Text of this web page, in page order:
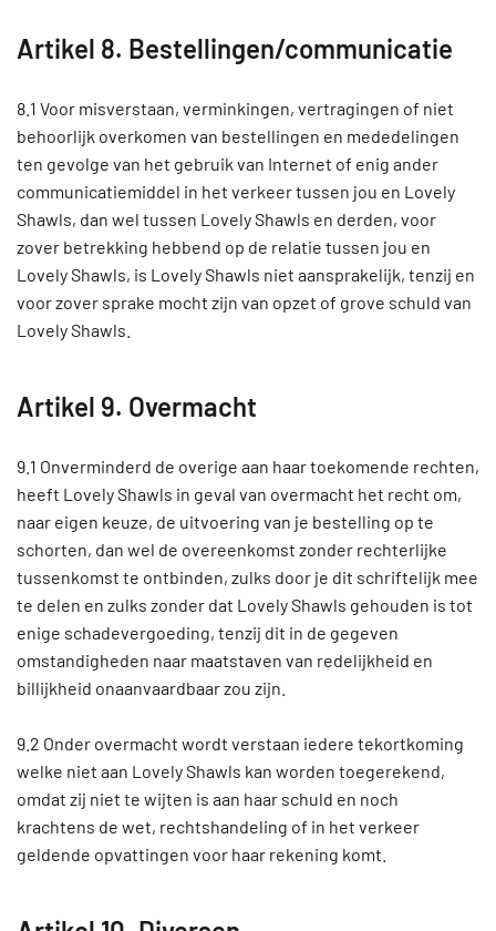
Artikel 8. Bestellingen/communicatie
8.1 Voor misverstaan, verminkingen, vertragingen of niet
behoorlijk overkomen van bestellingen en mededelingen
ten gevolge van het gebruik van Internet of enig ander
communicatiemiddel in het verkeer tussen jou en Lovely
Shawls, dan wel tussen Lovely Shawls en derden, voor
zover betrekking hebbend op de relatie tussen jou en
Lovely Shawls, is Lovely Shawls niet aansprakelijk, tenzij en
voor zover sprake mocht zijn van opzet of grove schuld van
Lovely Shawls.
Artikel 9. Overmacht
9.1 Onverminderd de overige aan haar toekomende rechten,
heeft Lovely Shawls in geval van overmacht het recht om,
naar eigen keuze, de uitvoering van je bestelling op te
schorten, dan wel de overeenkomst zonder rechterlijke
tussenkomst te ontbinden, zulks door je dit schriftelijk mee
te delen en zulks zonder dat Lovely Shawls gehouden is tot
enige schadevergoeding, tenzij dit in de gegeven
omstandigheden naar maatstaven van redelijkheid en
billijkheid onaanvaardbaar zou zijn.
9.2 Onder overmacht wordt verstaan iedere tekortkoming
welke niet aan Lovely Shawls kan worden toegerekend,
omdat zij niet te wijten is aan haar schuld en noch
krachtens de wet, rechtshandeling of in het verkeer
geldende opvattingen voor haar rekening komt.